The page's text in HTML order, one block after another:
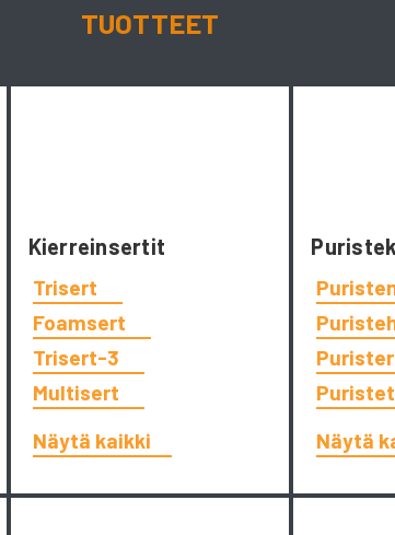
TUOTTEET
Kierreinsertit
Trisert
Foamsert
Trisert-3
Multisert
Näytä kaikki
Näytä